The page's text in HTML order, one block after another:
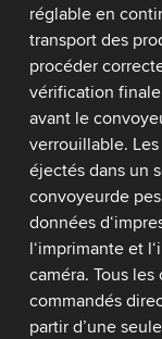
réglable en
transport des
procéder
vérification
avant le
verrouillable.
éjectés dans un
convoyeurde
données
l‘imprimante et
caméra. Tous
commandés
partir d’une